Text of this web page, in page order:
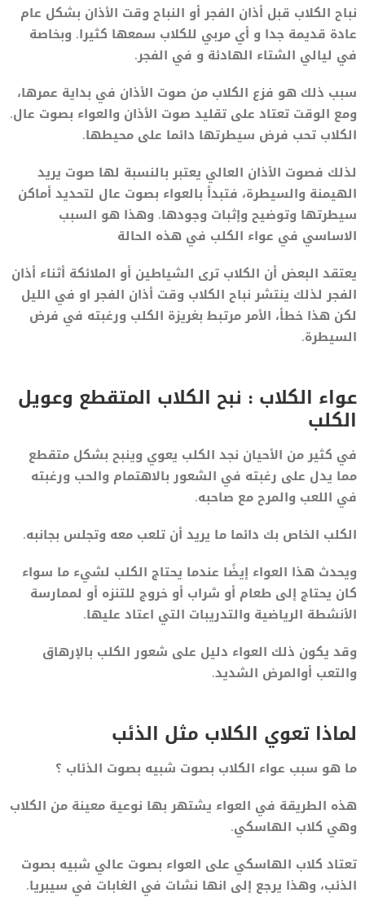
نباح الكلاب قبل أذان الفجر أو النباح وقت الأذان بشكل عام
عادة قديمة جدا و أي مربي للكلاب سمعها كثيرا. وبخاصة
في ليالي الشتاء الهادئة و في الفجر.
سبب ذلك هو فزع الكلاب من صوت الأذان في بداية عمرها،
ومع الوقت تعتاد على تقليد صوت الأذان والعواء بصوت عال.
الكلاب تحب فرض سيطرتها دائما على محيطها.
لذلك فصوت الأذان العالي يعتبر بالنسبة لها صوت يريد
الهيمنة والسيطرة، فتبدأ بالعواء بصوت عال لتحديد أماكن
سيطرتها وتوضيح وإثبات وجودها. وهذا هو السبب
الاساسي في عواء الكلب في هذه الحالة
يعتقد البعض أن الكلاب ترى الشياطين أو الملائكة أثناء أذان
الفجر لذلك ينتشر نباح الكلاب وقت أذان الفجر او في الليل
لكن هذا خطأ، الأمر مرتبط بغريزة الكلب ورغبته في فرض
السيطرة.
عواء الكلاب : نبح الكلاب المتقطع وعويل
الكلب
في كثير من الأحيان نجد الكلب يعوي وينبح بشكل متقطع
مما يدل على رغبته في الشعور بالاهتمام والحب ورغبته
في اللعب والمرح مع صاحبه.
الكلب الخاص بك دائما ما يريد أن تلعب معه وتجلس بجانبه.
ويحدث هذا العواء إيضًا عندما يحتاج الكلب لشيء ما سواء
كان يحتاج إلى طعام أو شراب أو خروج للتنزه أو لممارسة
الأنشطة الرياضية والتدريبات التي اعتاد عليها.
وقد يكون ذلك العواء دليل على شعور الكلب بالإرهاق
والتعب أوالمرض الشديد.
لماذا تعوي الكلاب مثل الذئب
ما هو سبب عواء الكلاب بصوت شبيه بصوت الذئاب ؟
هذه الطريقة في العواء يشتهر بها نوعية معينة من الكلاب
وهي كلاب الهاسكي.
تعتاد كلاب الهاسكي على العواء بصوت عالي شبيه بصوت
الذئب، وهذا يرجع إلى انها نشات في الغابات في سيبريا.